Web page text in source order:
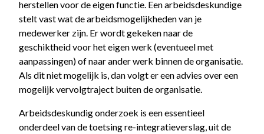
herstellen voor de eigen functie. Een arbeidsdeskundige
stelt vast wat de arbeidsmogelijkheden van je
medewerker zijn. Er wordt gekeken naar de
geschiktheid voor het eigen werk (eventueel met
aanpassingen) of naar ander werk binnen de organisatie.
Als dit niet mogelijk is, dan volgt er een advies over een
mogelijk vervolgtraject buiten de organisatie.
Arbeidsdeskundig onderzoek is een essentieel
onderdeel van de toetsing re-integratieverslag, uit de